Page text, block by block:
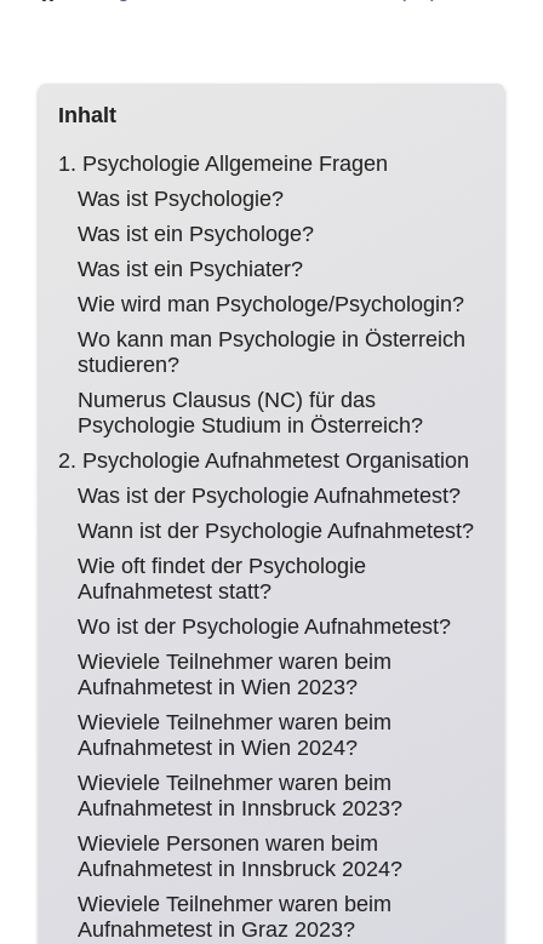
Inhalt
1. Psychologie Allgemeine Fragen
Was ist Psychologie?
Was ist ein Psychologe?
Was ist ein Psychiater?
Wie wird man Psychologe/Psychologin?
Wo kann man Psychologie in Österreich
studieren?
Numerus Clausus (NC) für das
Psychologie Studium in Österreich?
2. Psychologie Aufnahmetest Organisation
Was ist der Psychologie Aufnahmetest?
Wann ist der Psychologie Aufnahmetest?
Wie oft findet der Psychologie
Aufnahmetest statt?
Wo ist der Psychologie Aufnahmetest?
Wieviele Teilnehmer waren beim
Aufnahmetest in Wien 2023?
Wieviele Teilnehmer waren beim
Aufnahmetest in Wien 2024?
Wieviele Teilnehmer waren beim
Aufnahmetest in Innsbruck 2023?
Wieviele Personen waren beim
Aufnahmetest in Innsbruck 2024?
Wieviele Teilnehmer waren beim
Aufnahmetest in Graz 2023?